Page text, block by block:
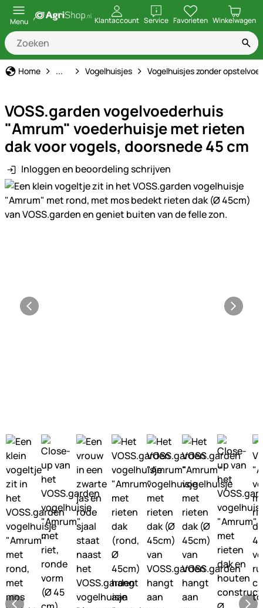
Menu Klantaccount ServiceopenenFavorieten Winkelwagen
Home Decoratie voor tuin & huis
... Vogelhuisjes Vogelhuisjes zonder opstelvoet
VOSS.garden vogelvoederhuis
"Amrum" voederhuisje met rieten
dak voor vogels, doorsnede 45 cm
Inloggen en beoordeling schrijven
Productgalerij